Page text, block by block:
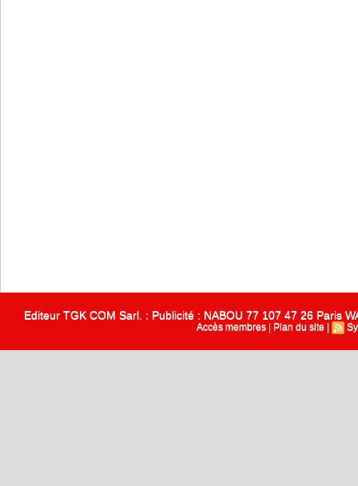
Editeur TGK COM Sarl. : Publicité : NABOU 77 107 47 26 Paris
Accès membres Plan du site